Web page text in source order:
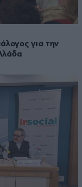
για την